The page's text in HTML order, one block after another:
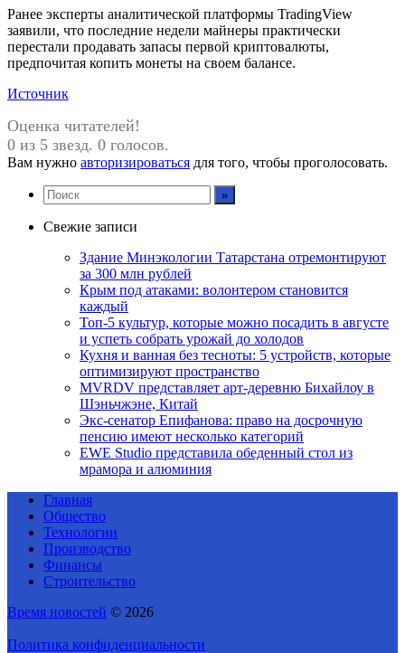
Ранее эксперты аналитической платформы TradingView
заявили, что последние недели майнеры практически
перестали продавать запасы первой криптовалюты,
предпочитая копить монеты на своем балансе.
Источник
Оценка читателей!
0 из 5 звезд. 0 голосов.
Вам нужно авторизироваться для того, чтобы проголосовать.
Свежие записи
Здание Минэкологии Татарстана отремонтируют
за 300 млн рублей
Крым под атаками: волонтером становится
каждый
Топ-5 культур, которые можно посадить в августе
и успеть собрать урожай до холодов
Кухня и ванная без тесноты: 5 устройств, которые
оптимизируют пространство
MVRDV представляет арт-деревню Бихайлоу в
Шэньчжэне, Китай
Экс-сенатор Епифанова: право на досрочную
пенсию имеют несколько категорий
EWE Studio представила обеденный стол из
мрамора и алюминия
Главная
Общество
Технологии
Производство
Финансы
Строительство
Время новостей © 2026
Политика конфиденциальности